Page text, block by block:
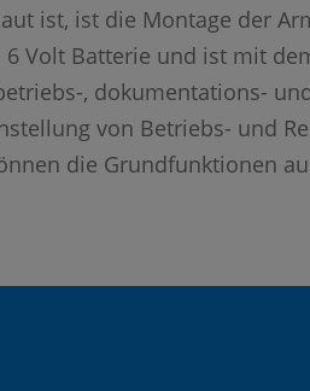
ist, ist die Montage der
Volt Batterie und ist mit
, dokumentations-
von Betriebs- und
die Grundfunktionen